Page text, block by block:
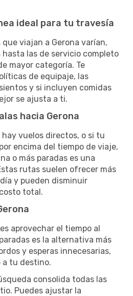
ideal para tu travesía
viajan a Gerona varían,
hasta las de servicio completo
mayor categoría. Te
de equipaje, las
y si incluyen comidas
se ajusta a ti.
hacia Gerona
vuelos directos, o si tu
encima del tiempo de viaje,
o más paradas es una
rutas suelen ofrecer más
y pueden disminuir
total.
aprovechar el tiempo al
es la alternativa más
y esperas innecesarias,
a tu destino.
consolida todas las
Puedes ajustar la